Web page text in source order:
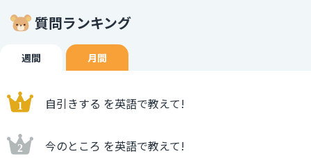
質問ランキング
週間 月間
自引きする を英語で教えて!
今のところ を英語で教えて!